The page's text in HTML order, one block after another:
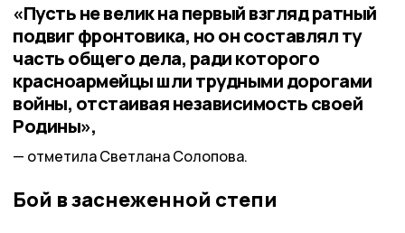
«Пусть не велик на первый взгляд ратный
подвиг фронтовика, но он составлял ту
часть общего дела, ради которого
красноармейцы шли трудными дорогами
войны, отстаивая независимость своей
Родины»,
отметила Светлана Солопова.
Бой в заснеженной степи